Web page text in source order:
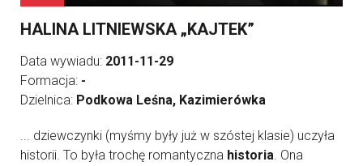
HALINA LITNIEWSKA „KAJTEK”
Data wywiadu: 2011-11-29
Formacja: -
Dzielnica: Podkowa Leśna, Kazimierówka
... dziewczynki (myśmy były już w szóstej klasie) uczyła
historii. To była trochę romantyczna historia. Ona